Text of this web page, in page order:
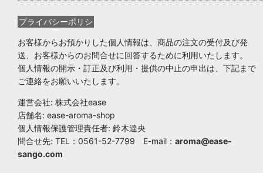
プライバシーポリシ
ー
お客様からお預かりした個人情報は、商品の注文の受付及び発
送、お客様からのお問合せに回答するために利用いたします。
個人情報の開示・訂正及び利用・提供の中止の申出は、下記まで
ご連絡をお願いいたします。
運営会社: 株式会社ease
店舗名: ease-aroma-shop
個人情報保護管理責任者: 鈴木達央
問合せ先: TEL：0561-52-7799 E-mail： aroma@ease-
sango.com